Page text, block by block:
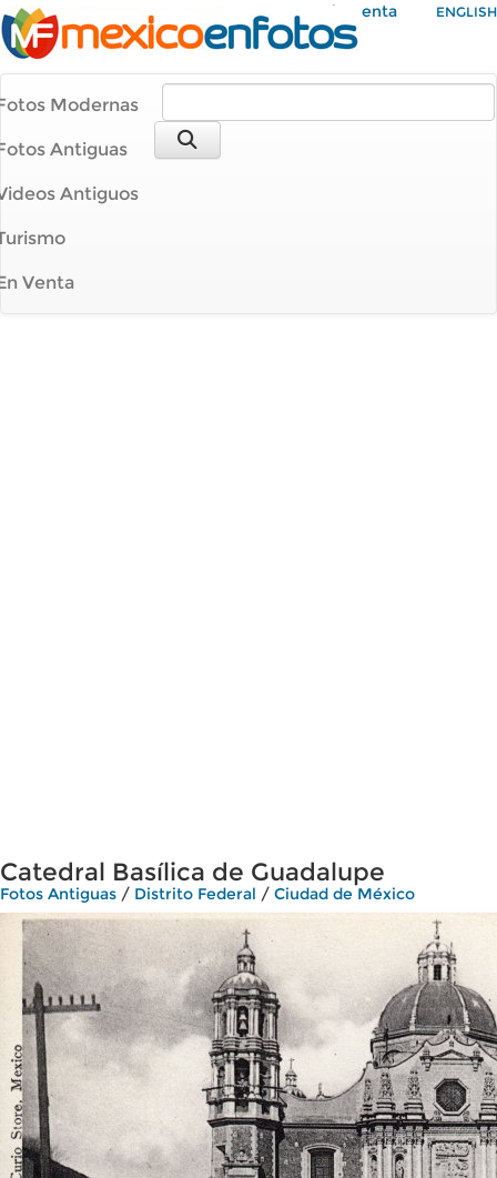
Mi Cuenta ENGLISH
Modernas
Antiguas
Antiguos
Venta
Catedral Basílica de Guadalupe
Fotos Antiguas / Distrito Federal / Ciudad de México